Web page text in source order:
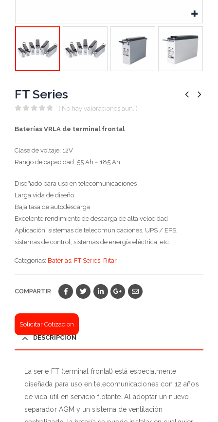
FT Series
( No hay valoraciones aún. )
Baterías VRLA de terminal frontal
Clase de voltaje: 12V
Rango de capacidad: 55 Ah ~ 185 Ah
Diseñado para uso en telecomunicaciones
Larga vida de diseño
Baja tasa de autodescarga
Excelente rendimiento de descarga de alta velocidad
Aplicación: sistemas de telecomunicaciones, UPS / EPS,
sistemas de control, sistemas de energía eléctrica, etc.
Categorías: Baterías FT Series Ritar
COMPARTIR
DESCRIPCIÓN
La serie FT (terminal frontal) está especialmente
diseñada para uso en telecomunicaciones con 12 años
de vida útil en servicio flotante. Al adoptar un nuevo
separador AGM y un sistema de ventilación